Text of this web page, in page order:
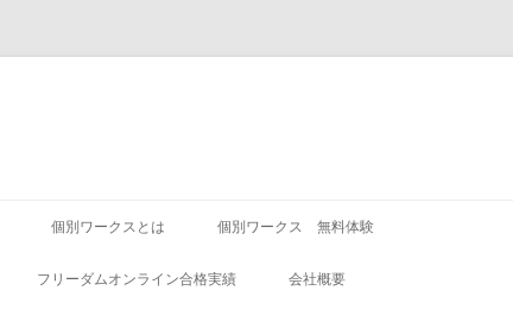
個別ワークスとは 個別ワークス 無料体験
フリーダムオンライン合格実績 会社概要